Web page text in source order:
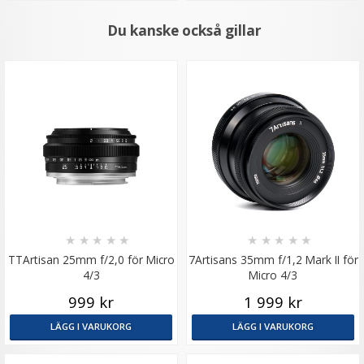
Du kanske också gillar
TTArtisan 25mm f/2,0 för Micro
4/3
★ ★ ★ ★ ★
999 kr
LÄGG I VARUKORG
7Artisans 35mm f/1,2 Mark II för
Micro 4/3
★ ★ ★ ★ ★
1 999 kr
LÄGG I VARUKORG